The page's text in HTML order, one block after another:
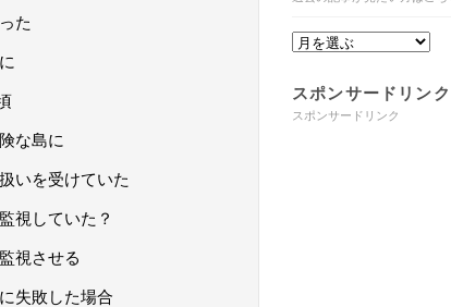
た
な島に
いを受けていた
視していた？
視させる
失敗した場合
スポンサードリンク
スポンサードリンク